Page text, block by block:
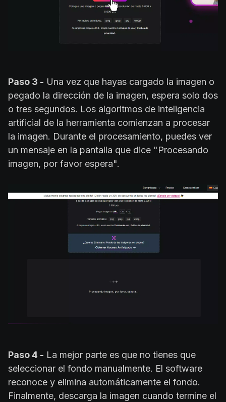
Paso 3 - Una vez que hayas cargado la imagen o
pegado la dirección de la imagen, espera solo dos
o tres segundos. Los algoritmos de inteligencia
artificial de la herramienta comienzan a procesar
la imagen. Durante el procesamiento, puedes ver
un mensaje en la pantalla que dice "Procesando
imagen, por favor espera".
Paso 4 - La mejor parte es que no tienes que
seleccionar el fondo manualmente. El software
reconoce y elimina automáticamente el fondo.
Finalmente, descarga la imagen cuando termine el